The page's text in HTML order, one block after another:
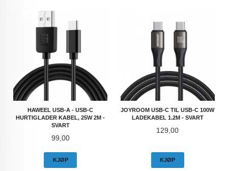
HAWEEL USB-A - USB-C
HURTIGLADER KABEL, 25W 2M -
SVART
Pris
99,00
KJØP
JOYROOM USB-C TIL USB-C 100W
LADEKABEL 1.2M - SVART
Pris
129,00
KJØP